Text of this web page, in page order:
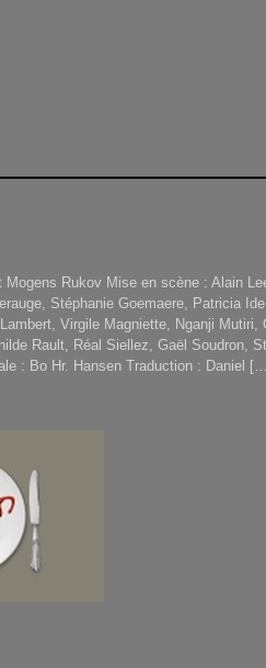
Mogens Rukov Mise en scène : Alain
Stéphanie Goemaere, Patricia
Virgile Magniette, Nganji Mutiri,
Rault, Réal Siellez, Gaël Soudron,
: Bo Hr. Hansen Traduction : Daniel